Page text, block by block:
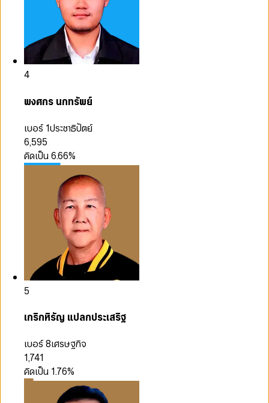
4
พงศกร นกทรัพย์
เบอร์ 1ประชาธิปัตย์
6,595
คิดเป็น6.66%
5
เกริกหิรัญ แปลกประเสริฐ
เบอร์ 8เศรษฐกิจ
1,741
คิดเป็น 1.76%